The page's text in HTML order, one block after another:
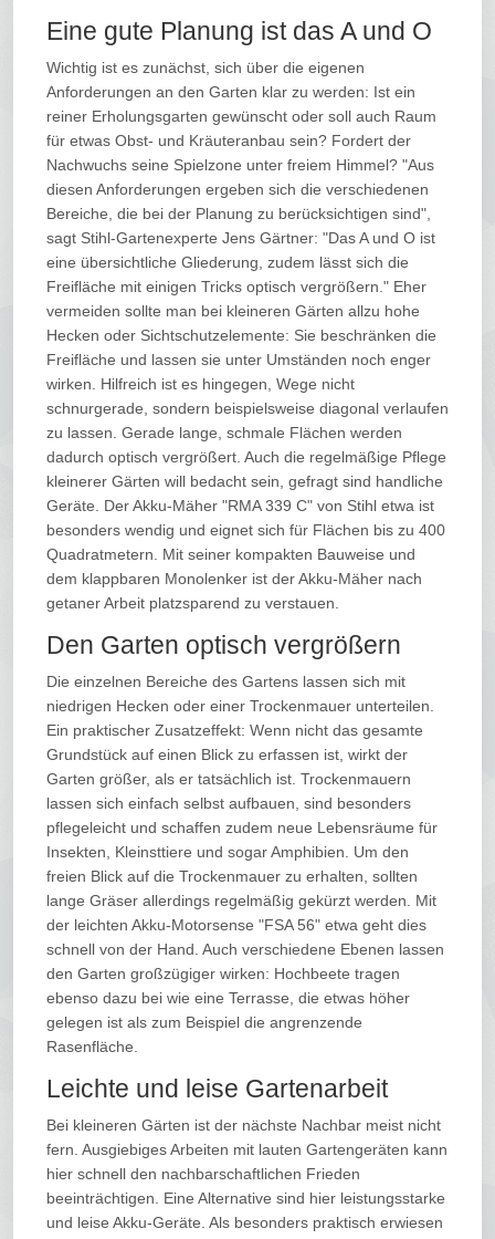
Eine gute Planung ist das A und O
Wichtig ist es zunächst, sich über die eigenen
Anforderungen an den Garten klar zu werden: Ist ein
reiner Erholungsgarten gewünscht oder soll auch Raum
für etwas Obst- und Kräuteranbau sein? Fordert der
Nachwuchs seine Spielzone unter freiem Himmel? "Aus
diesen Anforderungen ergeben sich die verschiedenen
Bereiche, die bei der Planung zu berücksichtigen sind",
sagt Stihl-Gartenexperte Jens Gärtner: "Das A und O ist
eine übersichtliche Gliederung, zudem lässt sich die
Freifläche mit einigen Tricks optisch vergrößern." Eher
vermeiden sollte man bei kleineren Gärten allzu hohe
Hecken oder Sichtschutzelemente: Sie beschränken die
Freifläche und lassen sie unter Umständen noch enger
wirken. Hilfreich ist es hingegen, Wege nicht
schnurgerade, sondern beispielsweise diagonal verlaufen
zu lassen. Gerade lange, schmale Flächen werden
dadurch optisch vergrößert. Auch die regelmäßige Pflege
kleinerer Gärten will bedacht sein, gefragt sind handliche
Geräte. Der Akku-Mäher "RMA 339 C" von Stihl etwa ist
besonders wendig und eignet sich für Flächen bis zu 400
Quadratmetern. Mit seiner kompakten Bauweise und
dem klappbaren Monolenker ist der Akku-Mäher nach
getaner Arbeit platzsparend zu verstauen.
Den Garten optisch vergrößern
Die einzelnen Bereiche des Gartens lassen sich mit
niedrigen Hecken oder einer Trockenmauer unterteilen.
Ein praktischer Zusatzeffekt: Wenn nicht das gesamte
Grundstück auf einen Blick zu erfassen ist, wirkt der
Garten größer, als er tatsächlich ist. Trockenmauern
lassen sich einfach selbst aufbauen, sind besonders
pflegeleicht und schaffen zudem neue Lebensräume für
Insekten, Kleinsttiere und sogar Amphibien. Um den
freien Blick auf die Trockenmauer zu erhalten, sollten
lange Gräser allerdings regelmäßig gekürzt werden. Mit
der leichten Akku-Motorsense "FSA 56" etwa geht dies
schnell von der Hand. Auch verschiedene Ebenen lassen
den Garten großzügiger wirken: Hochbeete tragen
ebenso dazu bei wie eine Terrasse, die etwas höher
gelegen ist als zum Beispiel die angrenzende
Rasenfläche.
Leichte und leise Gartenarbeit
Bei kleineren Gärten ist der nächste Nachbar meist nicht
fern. Ausgiebiges Arbeiten mit lauten Gartengeräten kann
hier schnell den nachbarschaftlichen Frieden
beeinträchtigen. Eine Alternative sind hier leistungsstarke
und leise Akku-Geräte. Als besonders praktisch erwiesen